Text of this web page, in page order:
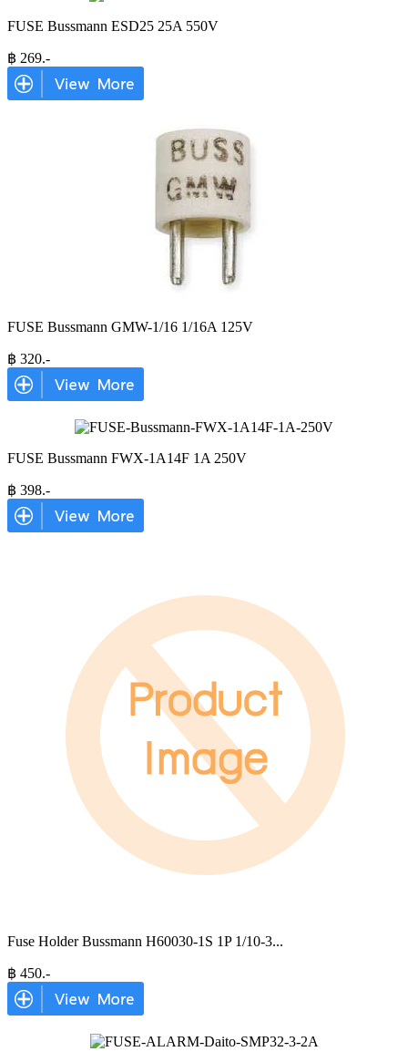
FUSE Bussmann ESD25 25A 550V
฿ 269.-
FUSE Bussmann GMW-1/16 1/16A 125V
฿ 320.-
FUSE Bussmann FWX-1A14F 1A 250V
฿ 398.-
Fuse Holder Bussmann H60030-1S 1P 1/10-3...
฿ 450.-